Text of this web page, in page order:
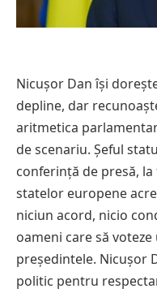
Nicușor Dan își
depline, dar
aritmetica
de scenariu. Șeful
conferință de presă,
statelor europene
niciun acord, nicio
oameni care să
președintele. Nicușor
politic pentru